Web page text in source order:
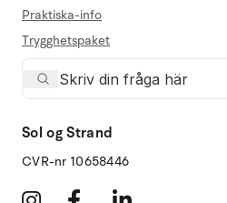
Praktiska-info
Trygghetspaket
Sol og Strand
CVR-nr 10658446